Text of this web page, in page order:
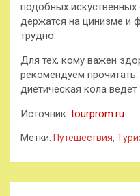
подобных
держатся на цинизме и
трудно.
Для тех, кому важен
рекомендуем
диетическая кола
Источник: tourprom.ru
Метки: Путешествия,